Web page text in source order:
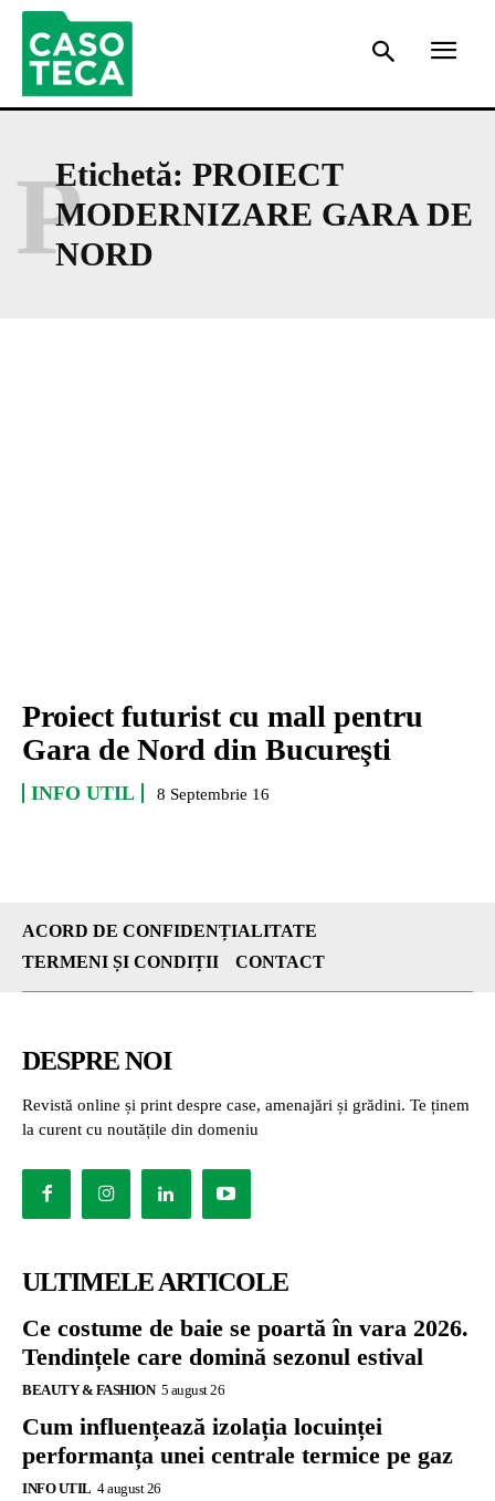
Etichetă: PROIECT
MODERNIZARE GARA DE
NORD
P
Proiect futurist cu mall pentru
Gara de Nord din Bucureşti
INFO UTIL 8 Septembrie 16
ACORD DE CONFIDENȚIALITATE
TERMENI ȘI CONDIȚII
CONTACT
DESPRE NOI
Revistă online și print despre case, amenajări și grădini. Te ținem
la curent cu noutățile din domeniu
ULTIMELE ARTICOLE
Ce costume de baie se poartă în vara 2026.
Tendințele care domină sezonul estival
BEAUTY & FASHION 5 august 26
Cum influențează izolația locuinței
performanța unei centrale termice pe gaz
INFO UTIL 4 august 26